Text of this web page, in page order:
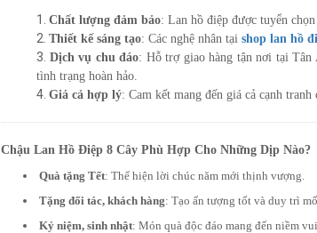
Chất lượng đảm bảo: Lan hồ điệp được tuyển
Thiết kế sáng tạo: Các nghệ nhân tại shop lan hồ
Dịch vụ chu đáo: Hỗ trợ giao hàng tận nơi tại Tân
tình trạng hoàn hảo.
Giá cả hợp lý: Cam kết mang đến giá cả cạnh
Chậu Lan Hồ Điệp 8 Cây Phù Hợp Cho Những Dịp Nào?
Quà tặng Tết: Thể hiện lời chúc năm mới thịnh vượng.
Tặng đối tác, khách hàng: Tạo ấn tượng tốt và duy trì
Kỷ niệm, sinh nhật: Món quà độc đáo mang đến niềm